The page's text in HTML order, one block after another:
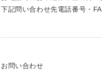
下記問い合わせ先電話番号・
お問い合わせ